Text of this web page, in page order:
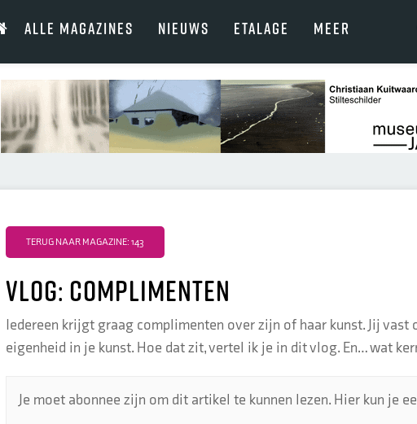
ALLE MAGAZINES NIEUWS ETALAGE MEER
TERUG NAAR MAGAZINE: 143
Vlog: Complimenten
Iedereen krijgt graag complimenten over zijn of haar kunst. Jij
eigenheid in je kunst. Hoe dat zit, vertel ik je in dit vlog. En… wat
Je moet abonnee zijn om dit artikel te kunnen lezen. Hier kun je